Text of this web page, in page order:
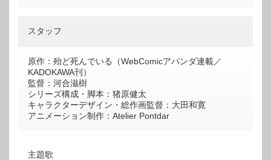
スタッフ
原作：殆ど死んでいる（WebComicアパンダ連載／
KADOKAWA刊）
監督：河合滋樹
シリーズ構成・脚本：猪原健太
キャラクターデザイン・総作画監督：大田和寛
アニメーション制作：Atelier Pontdar
主題歌